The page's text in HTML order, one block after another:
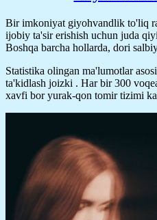
Bir imkoniyat giyohvandlik to'liq
ijobiy ta'sir erishish uchun juda
Boshqa barcha hollarda, dori
Statistika olingan ma'lumotlar
ta'kidlash joizki . Har bir 300
xavfi bor yurak-qon tomir tizimi